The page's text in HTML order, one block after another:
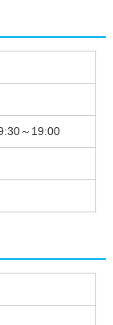
～19:00